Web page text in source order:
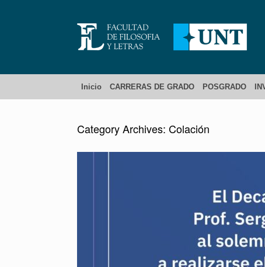
Inicio CARRERAS DE GRADO POSGRADO
Category Archives: Colación